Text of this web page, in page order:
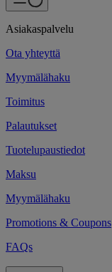
Asiakaspalvelu
Ota yhteyttä
Myymälähaku
Toimitus
Palautukset
Tuotelupaustiedot
Maksu
Myymälähaku
Promotions & Coupons
FAQs